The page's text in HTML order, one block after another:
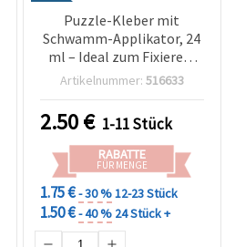
Puzzle-Kleber mit
Schwamm-Applikator, 24
ml – Ideal zum Fixieren,
Versiegeln & Aufhängen
Artikelnummer: 516633
2.50€ 1-11 Stück
RABATTE
FÜR MENGE
1.75 €- 30 %12-23 Stück
1.50 €- 40 % 24 Stück +